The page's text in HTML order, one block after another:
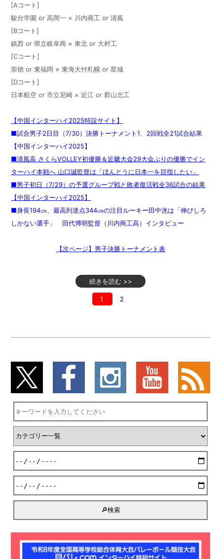
[Aコート]
駿台学園 or 高岡一 × 川内商工 or 清風
[Bコート]
鎮西 or 県立岐阜商 × 東北 or 大村工
[Cコート]
崇徳 or 東福岡 × 東海大付札幌 or 星城
[Dコート]
日本航空 or 市立尼崎 × 近江 or 郡山北工
【中国インターハイ2025特設サイト】
■試合男子2日目（7/30）決勝トーナメント1、2回戦全21試合結果
【中国インターハイ2025】
■清風高 さくらVOLLEY初優勝＆近畿大会29大会ぶりの優勝でイン
ターハイ本戦へ 山口誠監督は「ほんとうに日本一を目指したい」
■男子初日（7/29）の予選グループ戦と敗者復活戦全36試合の結果
【中国インターハイ2025】
■身長194㎝、最高到達点344㎝の注目ルーキー田中洸は「伸びしろ
しかない選手」 田代博明監督（川内商工高）インタビュー
【次ページ】男子決勝トーナメント表
続きを読む >>
1 2